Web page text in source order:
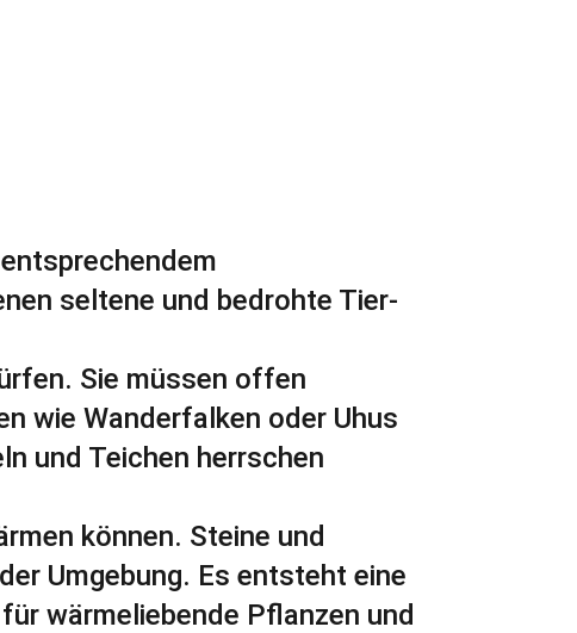
seltene und bedrohte Tier-
Sie müssen offen
wie Wanderfalken oder Uhus
und Teichen herrschen
können. Steine und
Umgebung. Es entsteht eine
wärmeliebende Pflanzen und